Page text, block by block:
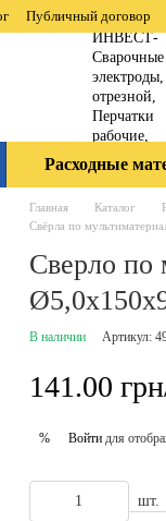
Публичный договор
Расходные
Главная Каталог
Свёрла по
Сверло по
В наличии Артикул:
141.00
% Войтидля
шт.